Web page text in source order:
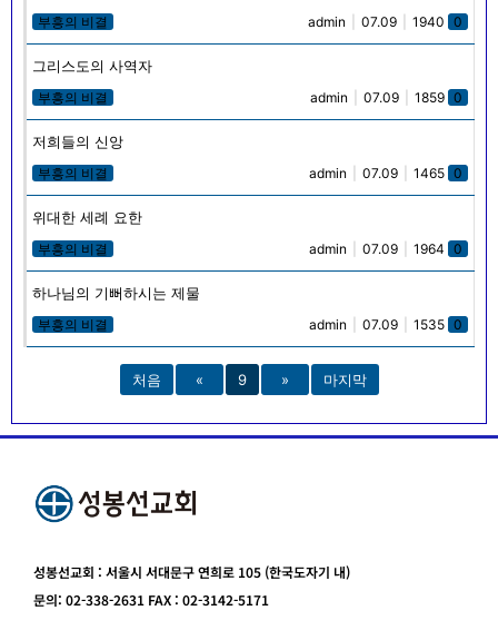
부흥의 비결 admin 07.09 1940 0
그리스도의 사역자
부흥의 비결 admin 07.09 1859 0
저희들의 신앙
부흥의 비결 admin 07.09 1465 0
위대한 세례 요한
부흥의 비결 admin 07.09 1964 0
하나님의 기뻐하시는 제물
부흥의 비결 admin 07.09 1535 0
처음 « 9 » 마지막
성봉선교회 : 서울시 서대문구 연희로 105 (한국도자기 내)
문의: 02-338-2631 FAX : 02-3142-5171